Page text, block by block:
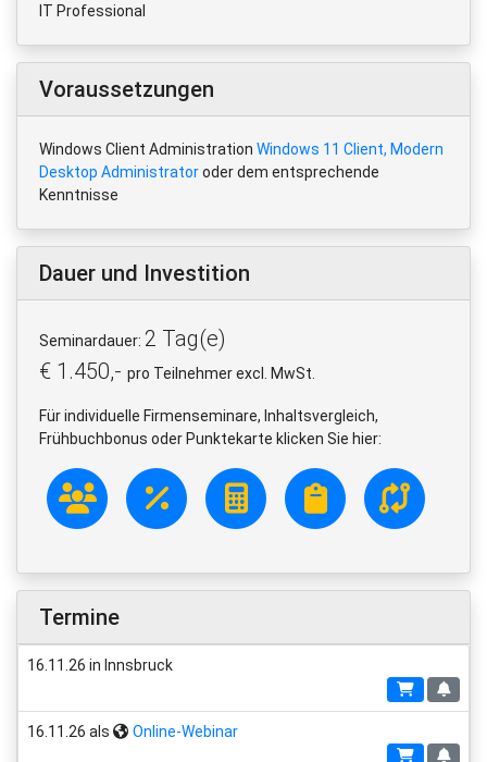
IT Professional
Voraussetzungen
Windows Client Administration Windows 11 Client, Modern
Desktop Administratoroder dem entsprechende
Kenntnisse
Dauer und Investition
Seminardauer: 2 Tag(e)
€ 1.450,- pro Teilnehmer excl. MwSt.
Für individuelle Firmenseminare, Inhaltsvergleich,
Frühbuchbonus oder Punktekarte klicken Sie hier:
Termine
16.11.26 in Innsbruck
16.11.26 als Online-Webinar